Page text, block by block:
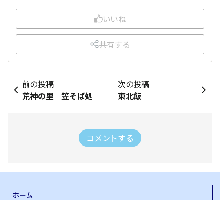
いいね
共有する
前の投稿
荒神の里 笠そば処
次の投稿
東北飯
コメントする
ホーム